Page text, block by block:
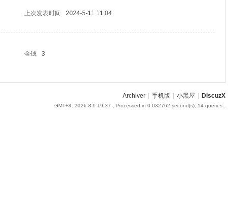
上次发表时间
2024-5-11 11:04
金钱
3
Archiver 手机版 小黑屋 DiscuzX
GMT+8, 2026-8-9 19:37 , Processed in 0.032762 second(s), 14 queries .